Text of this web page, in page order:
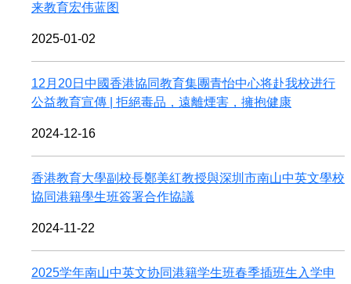
来教育宏伟蓝图
2025-01-02
​12月20日中國香港協同教育集團青怡中心将赴我校进行
公益教育宣傳 | 拒絕毒品，遠離煙害，擁抱健康
2024-12-16
香港教育大學副校長鄭美紅教授與深圳市南山中英文學校
協同港籍學生班簽署合作協議
2024-11-22
2025学年南山中英文协同港籍学生班春季插班生入学申